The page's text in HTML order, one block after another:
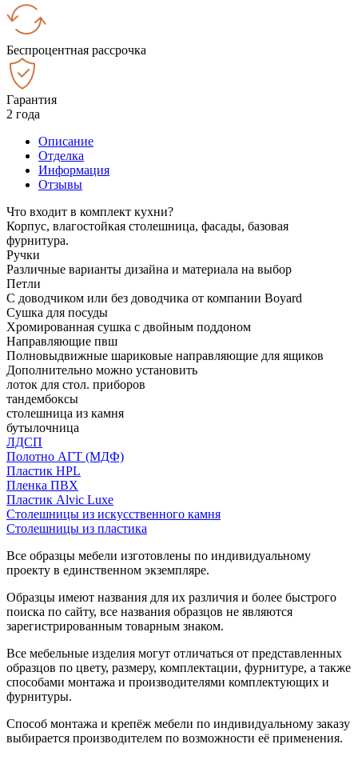
Беспроцентная рассрочка
Гарантия
2 года
Описание
Отделка
Информация
Отзывы
Что входит в комплект кухни?
Корпус, влагостойкая столешница, фасады, базовая
фурнитура.
Ручки
Различные варианты дизайна и материала на выбор
Петли
С доводчиком или без доводчика от компании Boyard
Сушка для посуды
Хромированная сушка с двойным поддоном
Направляющие пвш
Полновыдвижные шариковые направляющие для ящиков
Дополнительно можно установить
лоток для стол. приборов
тандембоксы
столешница из камня
бутылочница
ЛДСП
Полотно АГТ (МДФ)
Пластик HPL
Пленка ПВХ
Пластик Alvic Luxe
Столешницы из искусственного камня
Столешницы из пластика
Все образцы мебели изготовлены по индивидуальному
проекту в единственном экземпляре.
Образцы имеют названия для их различия и более быстрого
поиска по сайту, все названия образцов не являются
зарегистрированным товарным знаком.
Все мебельные изделия могут отличаться от представленных
образцов по цвету, размеру, комплектации, фурнитуре, а также
способами монтажа и производителями комплектующих и
фурнитуры.
Способ монтажа и крепёж мебели по индивидуальному заказу
выбирается производителем по возможности её применения.